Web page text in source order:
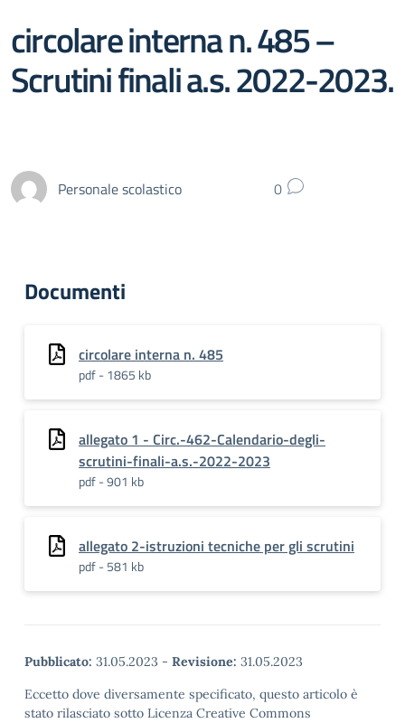
circolare interna n. 485 –
Scrutini finali a.s. 2022-2023.
Personale scolastico 0
Documenti
circolare interna n. 485
pdf - 1865 kb
allegato 1 - Circ.-462-Calendario-degli-
scrutini-finali-a.s.-2022-2023
pdf - 901 kb
allegato 2-istruzioni tecniche per gli scrutini
pdf - 581 kb
Pubblicato: 31.05.2023 - Revisione: 31.05.2023
Eccetto dove diversamente specificato, questo articolo è
stato rilasciato sotto Licenza Creative Commons